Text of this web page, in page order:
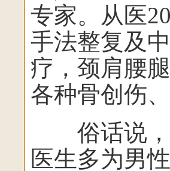
专家。从医
手法整复及
疗，颈肩腰
各种骨创伤
俗话说，“
医生多为男